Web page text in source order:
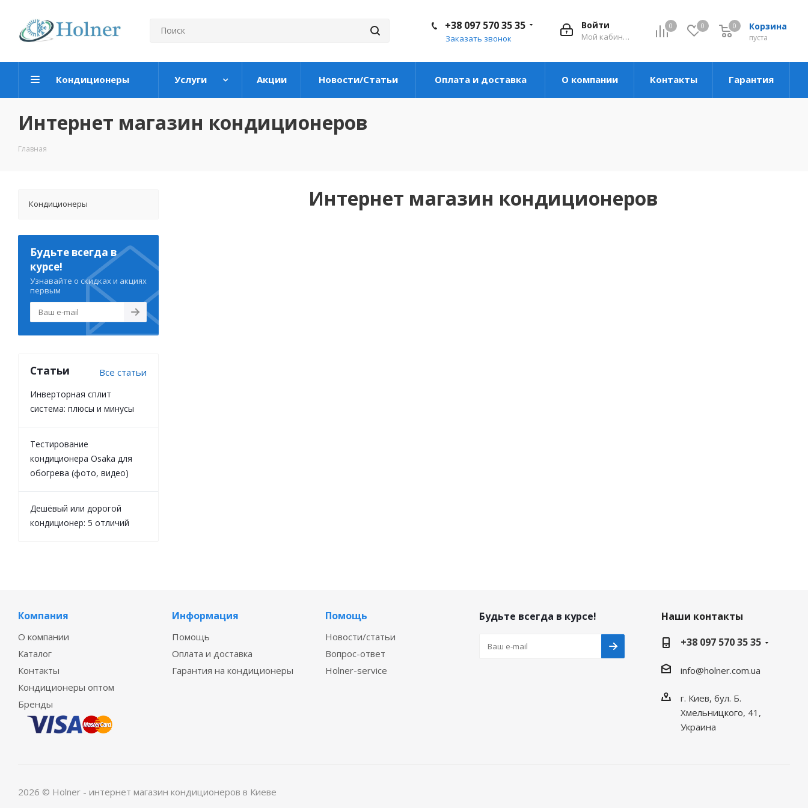
0 0 Корзина
пуста
0
Войти
Мой кабинет
+38 097 570 35 35
Заказать звонок
Кондиционеры Услуги Акции Новости/Статьи Оплата и доставка О компании Контакты Гарантия
Интернет магазин кондиционеров
Главная
Интернет магазин кондиционеров
Кондиционеры
Будьте всегда в
курсе!
Узнавайте о скидках и акциях
первым
Статьи Все статьи
Инверторная сплит
система: плюсы и минусы
Тестирование
кондиционера Osaka для
обогрева (фото, видео)
Дешёвый или дорогой
кондиционер: 5 отличий
Компания
О компании
Каталог
Контакты
Кондиционеры оптом
Бренды
Информация
Помощь
Оплата и доставка
Гарантия на кондиционеры
Помощь
Новости/статьи
Вопрос-ответ
Holner-service
Будьте всегда в курсе!
Наши контакты
+38 097 570 35 35
info@holner.com.ua
г. Киев, бул. Б.
Хмельницкого, 41,
Украина
2026 © Holner - интернет магазин кондиционеров в Киеве